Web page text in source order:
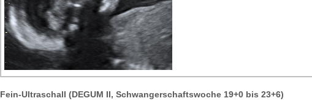
Fein-Ultraschall (DEGUM II, Schwangerschaftswoche 19+0 bis 23+6)